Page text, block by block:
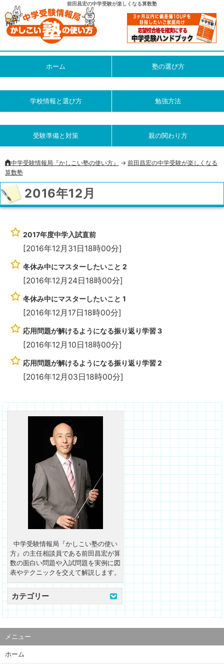
前田昌宏の中学受験が楽しくなる算数塾
ホーム 塾の選び方
学校情報と選び方 勉強方法
受験準備と対策 親の関わり方
中学受験情報局『かしこい塾の使い方』 -> 前田昌宏の中学受験が楽しくなる
算数塾
2016年12月
2017年度中学入試直前
[2016年12月31日18時00分]
冬休み中にマスターしたいこと 2
[2016年12月24日18時00分]
冬休み中にマスターしたいこと 1
[2016年12月17日18時00分]
応用問題が解けるようになる振り返り学習 3
[2016年12月10日18時00分]
応用問題が解けるようになる振り返り学習 2
[2016年12月03日18時00分]
中学受験情報局『かしこい塾の使い
方』の主任相談員である前田昌宏が算
数の面白い問題や入試問題を実例に図
表やテクニックを交えて解説します。
カテゴリー
メニュー
ホーム